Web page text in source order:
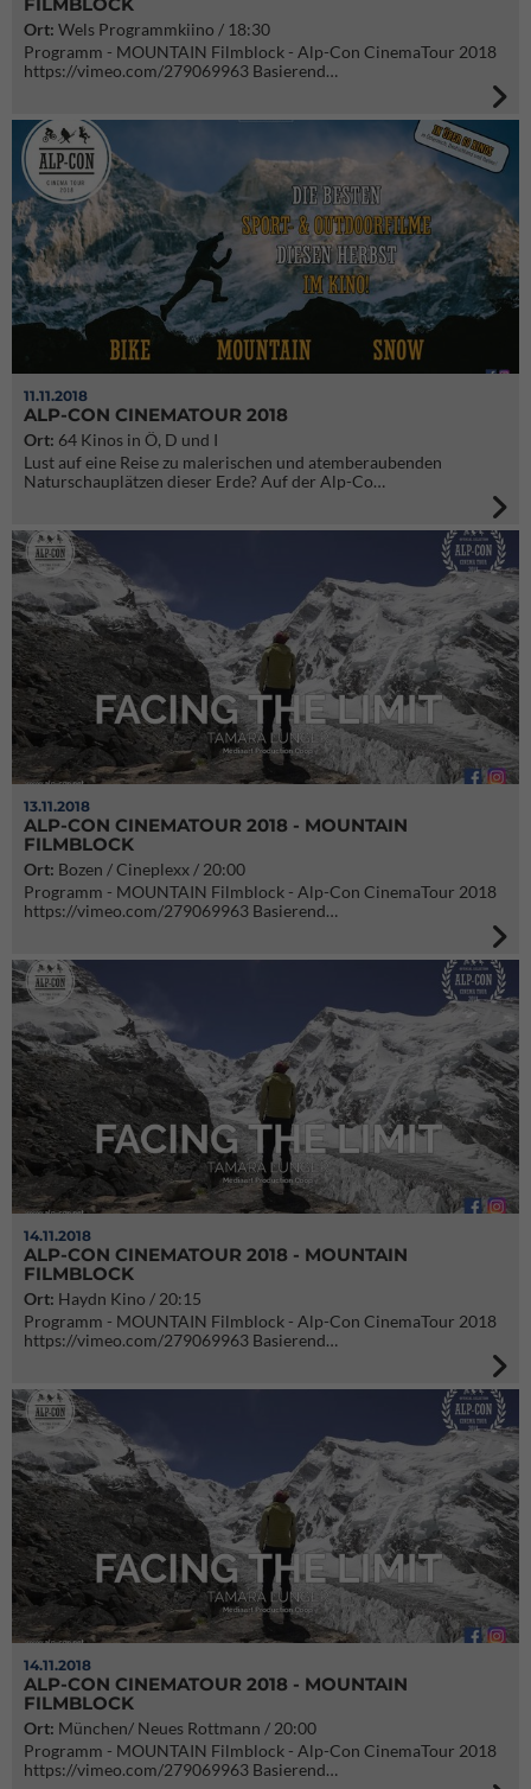
Ort: Wels Programmkiino / 18:30
Programm - MOUNTAIN Filmblock - Alp-Con CinemaTour 2018
https://vimeo.com/279069963 Basierend…
11.11.2018
ALP-CON CINEMATOUR 2018
Ort: 64 Kinos in Ö, D und I
Lust auf eine Reise zu malerischen und atemberaubenden
Naturschauplätzen dieser Erde? Auf der Alp-Co…
13.11.2018
ALP-CON CINEMATOUR 2018 - MOUNTAIN
FILMBLOCK
Ort: Bozen / Cineplexx / 20:00
Programm - MOUNTAIN Filmblock - Alp-Con CinemaTour 2018
https://vimeo.com/279069963 Basierend…
14.11.2018
ALP-CON CINEMATOUR 2018 - MOUNTAIN
FILMBLOCK
Ort: Haydn Kino / 20:15
Programm - MOUNTAIN Filmblock - Alp-Con CinemaTour 2018
https://vimeo.com/279069963 Basierend…
14.11.2018
ALP-CON CINEMATOUR 2018 - MOUNTAIN
FILMBLOCK
Ort: München/ Neues Rottmann / 20:00
Programm - MOUNTAIN Filmblock - Alp-Con CinemaTour 2018
https://vimeo.com/279069963 Basierend…